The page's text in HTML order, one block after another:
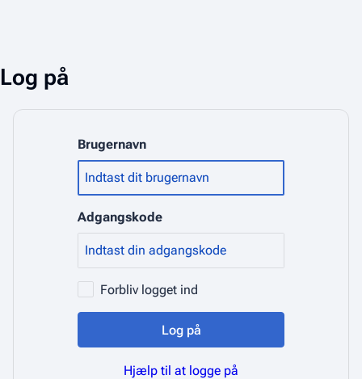
Log på
Brugernavn
Adgangskode
Forbliv logget ind
Log på
Hjælp til at logge på